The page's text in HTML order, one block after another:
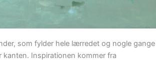
som fylder hele lærredet og nogle gange
Inspirationen kommer fra